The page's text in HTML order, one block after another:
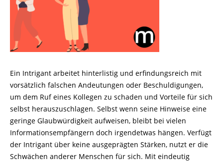
Ein Intrigant arbeitet hinterlistig und erfindungsreich mit
vorsätzlich falschen Andeutungen oder Beschuldigungen,
um dem Ruf eines Kolle­gen zu schaden und Vorteile für sich
selbst herauszuschlagen. Selbst wenn seine Hinweise eine
geringe Glaubwürdigkeit aufweisen, bleibt bei vielen
Informationsempfängern doch irgendetwas hängen. Verfügt
der Intrigant über keine ausgeprägten Stärken, nutzt er die
Schwächen anderer Menschen für sich. Mit eindeutig